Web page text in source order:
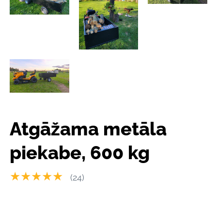
Atgāžama metāla
piekabe, 600 kg
★★★★★ (24)